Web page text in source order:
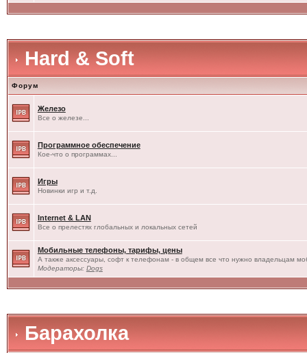
Hard & Soft
Форум
Железо
Все о железе...
Программное обеспечение
Кое-что о программах...
Игры
Новинки игр и т.д.
Internet & LAN
Все о прелестях глобальных и локальных сетей
Мобильные телефоны, тарифы, цены
А также аксессуары, софт к телефонам - в общем все что нужно владельцам
Модераторы: Dogs
Барахолка